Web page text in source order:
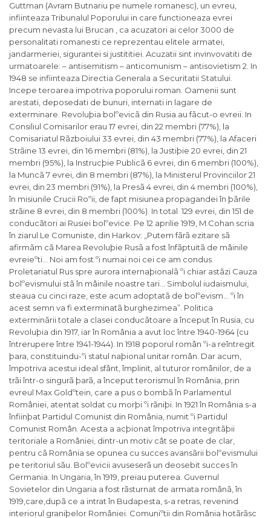
Guttman (Avram Butnariu pe numele romanesc), un evreu,
infiinteaza Tribunalul Poporului in care functioneaza evrei
precum nevasta lui Brucan , ca acuzatori ai celor 3000 de
personalitati romanesti ce reprezentau elitele armatei,
jandarmeriei, sigurantei si justititiei. Acuzatii sint invinvovatiti de
urmatoarele: – antisemitism – anticomunism – antisovietism 2. In
1948 se infiinteaza Directia Generala a Securitatii Statului.
Incepe teroarea impotriva poporului roman. Oamenii sunt
arestati, deposedati de bunuri, internati in lagare de
exterminare. Revoluþia bolºevicã din Rusia au fãcut-o evreii. In
Consiliul Comisarilor erau 17 evrei, din 22 membri (77%), la
Comisariatul Rãzboiului 33 evrei, din 43 membri (77%), la Afaceri
Strãine 13 evrei, din 16 membri (81%), la Justiþie 20 evrei, din 21
membri (95%), la Instrucþie Publicã 6 evrei, din 6 membri (100%),
la Muncã 7 evrei, din 8 membri (87%), la Ministerul Provinciilor 21
evrei, din 23 membri (91%), la Presã 4 evrei, din 4 membri (100%),
în misiunile Crucii Roºii, de fapt misiunea propagandei în þãrile
strãine 8 evrei, din 8 membri (100%). In total 129 evrei, din 151 de
conducãtori ai Rusiei bolºevice. Pe 12 aprilie 1919, M.Cohan scria
în ziarul Le Comuniste, din Harkov: „Putem fãrã ezitare sã
afirmãm cã Marea Revoluþie Rusã a fost înfãptuitã de mâinile
evreieºti… Noi am fost ºi numai noi cei ce am condus
Proletariatul Rus spre aurora internaþionalã ºi chiar astãzi Cauza
bolºevismului stã în mâinile noastre tari… Simbolul iudaismului,
steaua cu cinci raze, este acum adoptatã de bolºevism… ºi în
acest semn va fi exterminatã burghezimea”. Politica
exterminãrii totale a clasei conducãtoare a început în Rusia, cu
Revoluþia din 1917, iar în România a avut loc între 1940-1964 (cu
întrerupere între 1941-1944). In 1918 poporul român ºi-a reîntregit
þara, constituindu-ºi statul naþional unitar român. Dar acum,
împotriva acestui ideal sfânt, împlinit, al tuturor românilor, de a
trãi într-o singurã þarã, a început terorismul în România, prin
evreul Max Goldºtein, care a pus o bombã în Parlamentul
României, atentat soldat cu morþi ºi rãniþi. In 1921 în România s-a
înfiinþat Partidul Comunist din România, numit ºi Partidul
Comunist Român. Acesta a acþionat împotriva integritãþii
teritoriale a României, dintr-un motiv cât se poate de clar,
pentru cã România se opunea cu succes avansãrii bolºevismului
pe teritoriul sãu. Bolºevicii avuseserã un deosebit succes în
Germania. In Ungaria, în 1919, preiau puterea. Guvernul
Sovietelor din Ungaria a fost rãsturnat de armata românã, în
1919,care,dupã ce a intrat în Budapesta, s-a retras, revenind
interiorul graniþelor României. Comuniºtii din România hotãrãsc